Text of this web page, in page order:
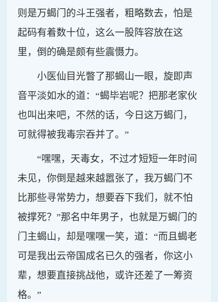
则是万蝎门的斗王强者，粗略数去，怕是
起码有着数十位，这么一股阵容放在这
里，倒的确是颇有些震慑力。
小医仙目光瞥了那蝎山一眼，旋即声
音平淡如水的道：“蝎毕岩呢？把那老家伙
也叫出来吧，不然的话，今日这万蝎门，
可就得被我毒宗吞并了。”
“嘿嘿，天毒女，不过才短短一年时间
未见，你倒是越来越嚣张了，我万蝎门不
比那些寻常势力，想要吞下我们，就不怕
被撑死？”那名中年男子，也就是万蝎门的
门主蝎山，却是嘿嘿一笑，道：“而且蝎老
可是我出云帝国成名已久的强者，你这小
辈，想要直接挑战他，或许还差了一筹资
格。”